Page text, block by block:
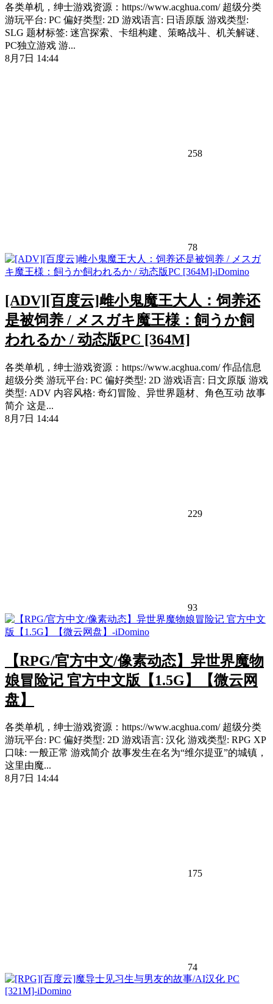
各类单机，绅士游戏资源：https://www.acghua.com/ 超级分类
游玩平台: PC 偏好类型: 2D 游戏语言: 日语原版 游戏类型:
SLG 题材标签: 迷宫探索、卡组构建、策略战斗、机关解谜、
PC独立游戏 游...
8月7日 14:44
258
78
[ADV][百度云]雌小鬼魔王大人：饲养还
是被饲养 / メスガキ魔王様：飼うか飼
われるか / 动态版PC [364M]
各类单机，绅士游戏资源：https://www.acghua.com/ 作品信息
超级分类 游玩平台: PC 偏好类型: 2D 游戏语言: 日文原版 游戏
类型: ADV 内容风格: 奇幻冒险、异世界题材、角色互动 故事
简介 这是...
8月7日 14:44
229
93
【RPG/官方中文/像素动态】异世界魔物
娘冒险记 官方中文版【1.5G】【微云网
盘】
各类单机，绅士游戏资源：https://www.acghua.com/ 超级分类
游玩平台: PC 偏好类型: 2D 游戏语言: 汉化 游戏类型: RPG XP
口味: 一般正常 游戏简介 故事发生在名为“维尔提亚”的城镇，
这里由魔...
8月7日 14:44
175
74